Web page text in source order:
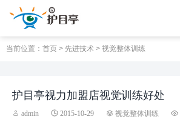
当前位置： 首页 > 先进技术 > 视觉整体训练
护目亭视力加盟店视觉训练好处
admin 2015-10-29 视觉整体训练